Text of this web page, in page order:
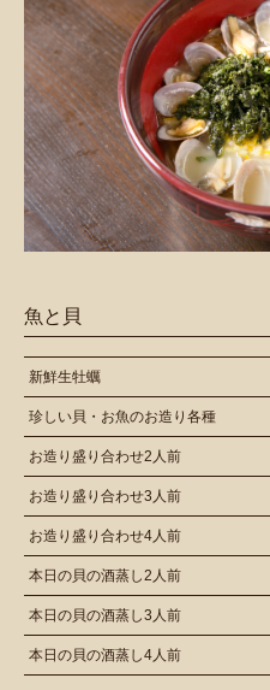
魚と貝
新鮮生牡蠣
珍しい貝・お魚のお造り各種
お造り盛り合わせ2人前
お造り盛り合わせ3人前
お造り盛り合わせ4人前
本日の貝の酒蒸し2人前
本日の貝の酒蒸し3人前
本日の貝の酒蒸し4人前